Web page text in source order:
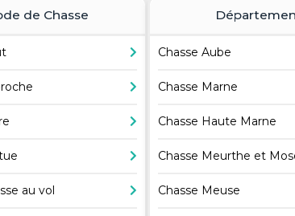
de Chasse
au vol
Chasse Aube
Chasse Marne
Chasse Haute Marne
Chasse Meurthe et
Chasse Meuse